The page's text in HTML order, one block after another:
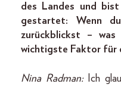
des Landes und
gestartet: Wenn
zurückblickst –
wichtigste Faktor für
Nina Radman:Ich